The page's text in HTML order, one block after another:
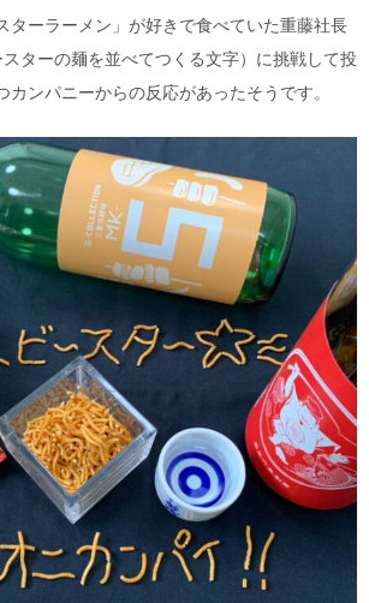
ターラーメン」が好きで食べていた重藤社長
ターの麺を並べてつくる文字）に挑戦して投
ンパニーからの反応があったそうです。